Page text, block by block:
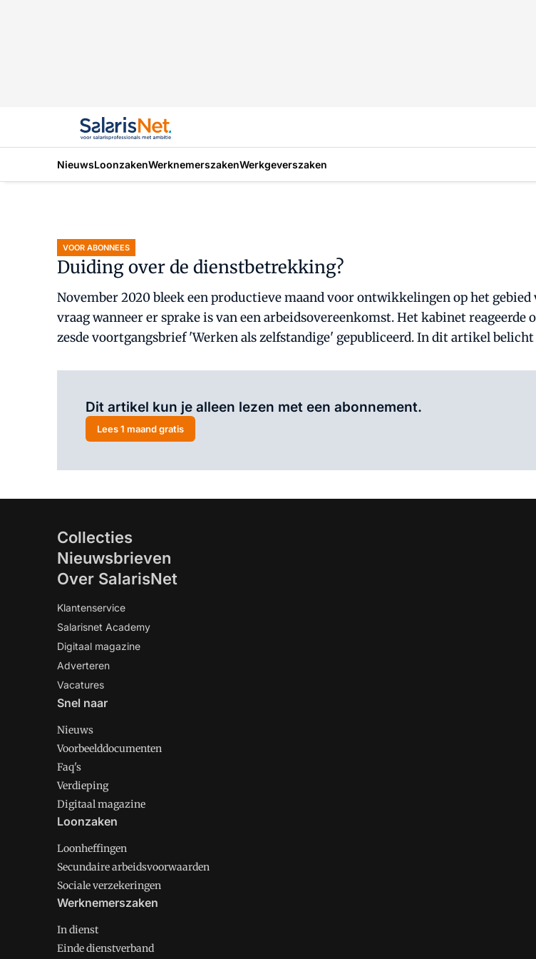
NieuwsLoonzakenWerknemerszakenWerkgeverszaken
VOOR ABONNEES
Duiding over de dienstbetrekking?
November 2020 bleek een productieve maand voor ontwikkelingen op het gebied
vraag wanneer er sprake is van een arbeidsovereenkomst. Het kabinet
zesde voortgangsbrief 'Werken als zelfstandige' gepubliceerd. In dit artikel
Dit artikel kun je alleen lezen met een abonnement.
Lees 1 maand gratis
Collecties
Nieuwsbrieven
Over SalarisNet
Klantenservice
Salarisnet Academy
Digitaal magazine
Adverteren
Vacatures
Snel naar
Nieuws
Voorbeelddocumenten
Faq's
Verdieping
Digitaal magazine
Loonzaken
Loonheffingen
Secundaire arbeidsvoorwaarden
Sociale verzekeringen
Werknemerszaken
In dienst
Einde dienstverband